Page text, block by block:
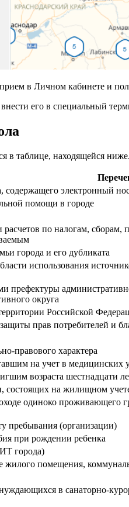
в Личном кабинете и
его в специальный
в таблице, находящейся ниже.
электронный
помощи в городе
по налогам,
города и его дубликата
использования
округа
Российской
прав потребителей и
правового характера
на учет в медицинских
возраста шестнадцати
состоящих на жилищном
одиноко проживающего
пребывания (организации)
при рождении ребенка
города)
помещения,
в санаторно-